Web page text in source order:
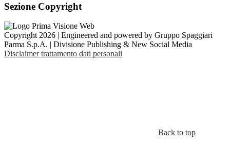
Sezione Copyright
Copyright 2026 | Engineered and powered by Gruppo Spaggiari
Parma S.p.A. | Divisione Publishing & New Social Media
Disclaimer trattamento dati personali
Back to top